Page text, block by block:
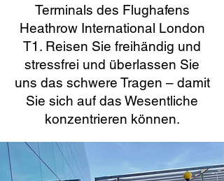
Terminals des Flughafens
Heathrow International London
T1. Reisen Sie freihändig und
stressfrei und überlassen Sie
uns das schwere Tragen – damit
Sie sich auf das Wesentliche
konzentrieren können.